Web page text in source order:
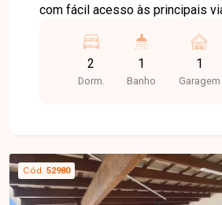
com fácil acesso às principais
farmácias e diversos comércios,
praticidade e qualidade de vida. Apartamento
disponível para locação,
conforto e funcionalidade para o
condomínio oferece portaria
horário comercial e portaria
2
Dorm.
1
Banho
1
Garagem
Cód. 52980